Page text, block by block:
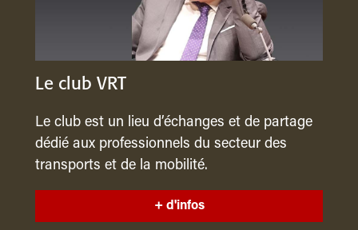
Le club VRT
Le club est un lieu d’échanges et de partage
dédié aux professionnels du secteur des
transports et de la mobilité.
+ d'infos